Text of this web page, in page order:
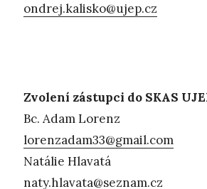
ondrej.kalisko@ujep.cz
Zvolení zástupci do SKAS
Bc. Adam Lorenz
lorenzadam33@gmail.com
Natálie
naty.hlavata@seznam.cz